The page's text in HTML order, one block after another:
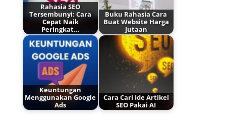
Rahasia SEO
Tersembunyi: Cara
Cepat Naik
Peringkat…
Buku Rahasia Cara
Buat Website Harga
Jutaan
Keuntungan
Menggunakan Google
Ads
Cara Cari Ide Artikel
SEO Pakai AI